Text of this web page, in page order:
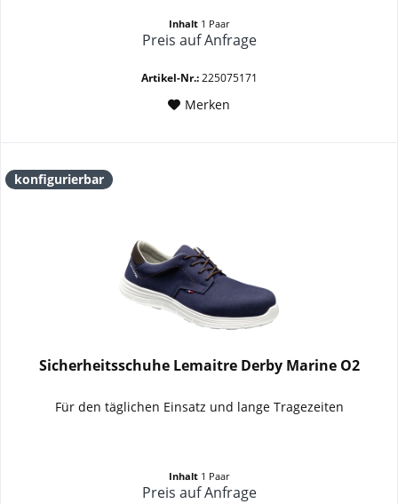
Inhalt 1 Paar
Preis auf Anfrage
Artikel-Nr.:225075171
Merken
konfigurierbar
Sicherheitsschuhe Lemaitre Derby Marine O2
Für den täglichen Einsatz und lange Tragezeiten
Inhalt 1 Paar
Preis auf Anfrage